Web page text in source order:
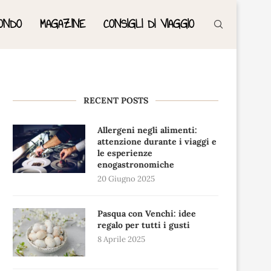
MAGAZINE CONSIGLI DI VIAGGIO
RECENT POSTS
Allergeni negli alimenti:
attenzione durante i viaggi e
le esperienze
enogastronomiche
20 Giugno 2025
Pasqua con Venchi: idee
regalo per tutti i gusti
8 Aprile 2025